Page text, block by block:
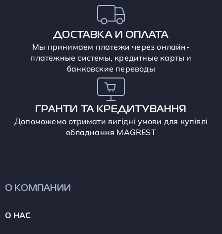
ДОСТАВКА И ОПЛАТА
Мы принимаем платежи через онлайн-
платежные системы, кредитные карты и
банковские переводы
ГРАНТИ ТА КРЕДИТУВАННЯ
Допоможемо отримати вигідні умови для купівлі
обладнання MAGREST
О КОМПАНИИ
О НАС